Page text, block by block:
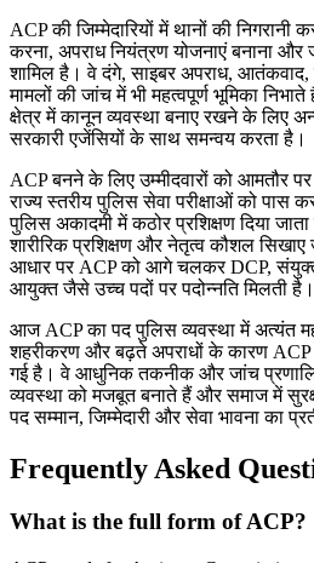
ACP की जिम्मेदारियों में थानों की निगरानी
करना, अपराध नियंत्रण योजनाएं बनाना और
शामिल है। वे दंगे, साइबर अपराध,
मामलों की जांच में भी महत्वपूर्ण भूमिका
क्षेत्र में कानून व्यवस्था बनाए रखने के लिए
सरकारी एजेंसियों के साथ समन्वय करता है।
ACP बनने के लिए उम्मीदवारों को आमतौर पर
राज्य स्तरीय पुलिस सेवा परीक्षाओं को पास
पुलिस अकादमी में कठोर प्रशिक्षण दिया
शारीरिक प्रशिक्षण और नेतृत्व कौशल
आधार पर ACP को आगे चलकर DCP,
आयुक्त जैसे उच्च पदों पर पदोन्नति मिलती है।
आज ACP का पद पुलिस व्यवस्था में अत्यंत
शहरीकरण और बढ़ते अपराधों के कारण ACP
गई है। वे आधुनिक तकनीक और जांच
व्यवस्था को मजबूत बनाते हैं और समाज में
पद सम्मान, जिम्मेदारी और सेवा भावना का
Frequently Asked
What is the full form of ACP?